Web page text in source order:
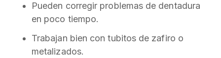
Pueden corregir problemas de dentadura
en poco tiempo.
Trabajan bien con tubitos de zafiro o
metalizados.